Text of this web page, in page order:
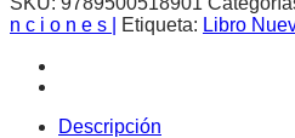
n c i o n e s |
Etiqueta: Libro
Descripción